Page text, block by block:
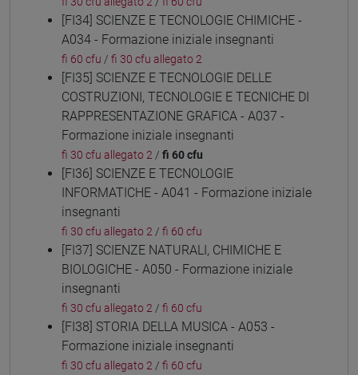
[FI34] SCIENZE E TECNOLOGIE CHIMICHE -
A034 - Formazione iniziale insegnanti
fi 60 cfu / fi 30 cfu allegato 2
[FI35] SCIENZE E TECNOLOGIE DELLE
COSTRUZIONI, TECNOLOGIE E TECNICHE DI
RAPPRESENTAZIONE GRAFICA - A037 -
Formazione iniziale insegnanti
fi 30 cfu allegato 2 / fi 60 cfu
[FI36] SCIENZE E TECNOLOGIE
INFORMATICHE - A041 - Formazione iniziale
insegnanti
fi 30 cfu allegato 2 / fi 60 cfu
[FI37] SCIENZE NATURALI, CHIMICHE E
BIOLOGICHE - A050 - Formazione iniziale
insegnanti
fi 30 cfu allegato 2 / fi 60 cfu
[FI38] STORIA DELLA MUSICA - A053 -
Formazione iniziale insegnanti
fi 30 cfu allegato 2 / fi 60 cfu